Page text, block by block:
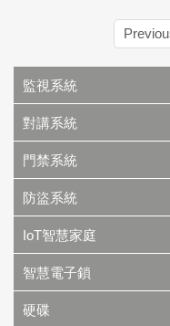
監視系統
對講系統
門禁系統
防盜系統
IoT智慧家庭
智慧電子鎖
硬碟